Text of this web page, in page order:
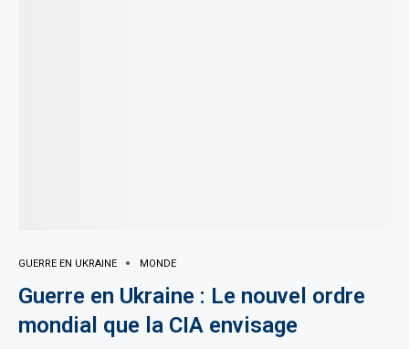
GUERRE EN UKRAINE MONDE
Guerre en Ukraine : Le nouvel ordre
mondial que la CIA envisage